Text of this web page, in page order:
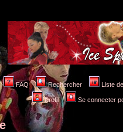
FAQ Rechercher Liste
Profil Se connecter